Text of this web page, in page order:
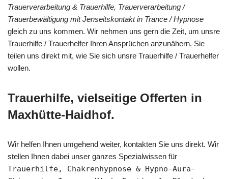
Trauerverarbeitung & Trauerhilfe, Trauerverarbeitung /
Trauerbewältigung mit Jenseitskontakt in Trance / Hypnose
gleich zu uns kommen. Wir nehmen uns gern die Zeit, um unsre
Trauerhilfe / Trauerhelfer Ihren Ansprüchen anzunähern. Sie
teilen uns direkt mit, wie Sie sich unsre Trauerhilfe / Trauerhelfer
wollen.
Trauerhilfe, vielseitige Offerten in
Maxhütte-Haidhof.
Wir helfen Ihnen umgehend weiter, kontakten Sie uns direkt. Wir
stellen Ihnen dabei unser ganzes Spezialwissen für
Trauerhilfe, Chakrenhypnose & Hypno-Aura-